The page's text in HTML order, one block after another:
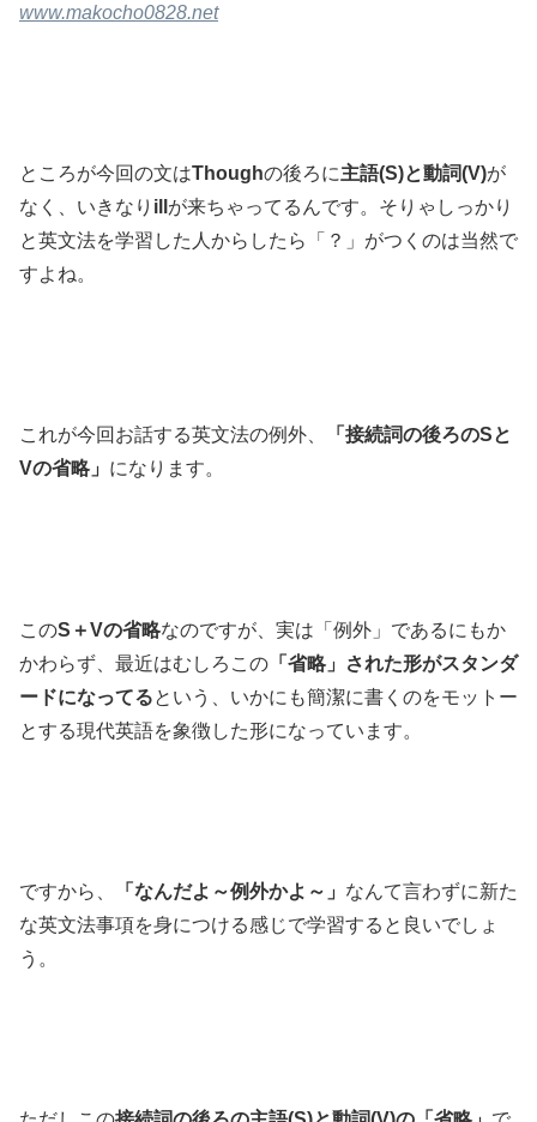
www.makocho0828.net
ところが今回の文はThoughの後ろに主語(S)と動詞(V)が
なく、いきなり ill が来ちゃってるんです。そりゃしっかり
と英文法を学習した人からしたら「？」がつくのは当然で
すよね。
これが今回お話する英文法の例外、
「接続詞の後ろのSと
Vの省略」 になります。
このS＋Vの省略なのですが、実は「例外」であるにもか
かわらず、最近はむしろこの 「省略」された形がスタンダ
ードになってるという、いかにも簡潔に書くのをモットー
とする現代英語を象徴した形になっています。
ですから、 「なんだよ～例外かよ～」 なんて言わずに新た
な英文法事項を身につける感じで学習すると良いでしょ
う。